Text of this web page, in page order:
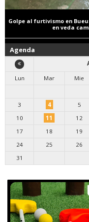
Golpe al furtivismo en
en veda
Agenda
Lun
Mar Mie
3
4 5
10
11 12
17
18 19
24
25 26
31